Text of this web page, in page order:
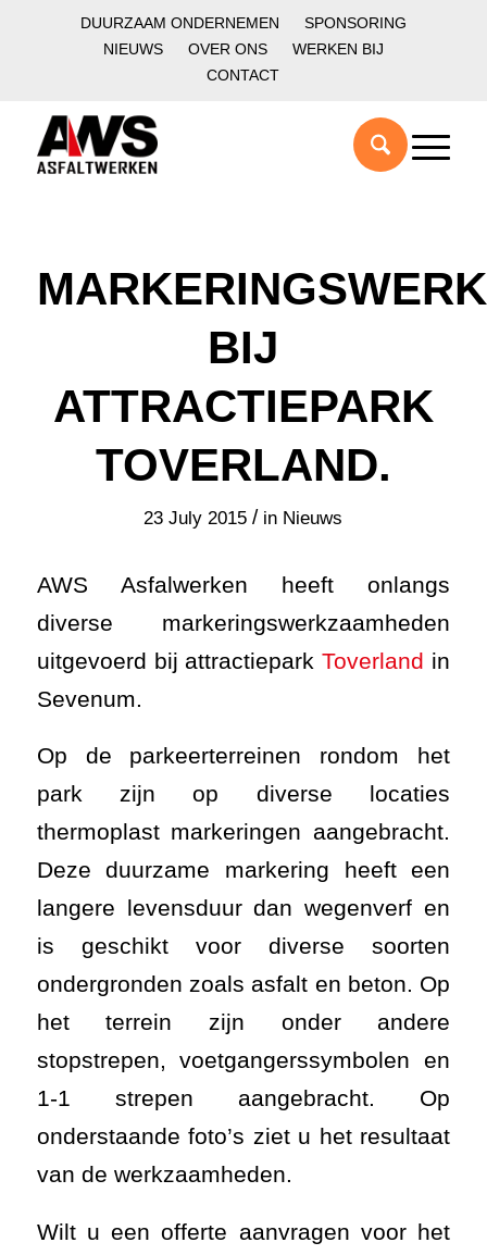
DUURZAAM ONDERNEMEN
SPONSORING
NIEUWS
OVER ONS
WERKEN BIJ
CONTACT
BIJ
ATTRACTIEPARK
TOVERLAND.
23 July 2015 / in Nieuws
AWS Asfalwerken heeft onlangs
diverse markeringswerkzaamheden
uitgevoerd bij attractieparkToverland in
Sevenum.
Op de parkeerterreinen rondom het
park zijn op diverse locaties
thermoplast markeringen aangebracht.
Deze duurzame markering heeft een
langere levensduur dan wegenverf en
is geschikt voor diverse soorten
ondergronden zoals asfalt en beton. Op
het terrein zijn onder andere
stopstrepen, voetgangerssymbolen en
1-1 strepen aangebracht. Op
onderstaande foto’s ziet u het resultaat
van de werkzaamheden.
Wilt u een offerte aanvragen voor het